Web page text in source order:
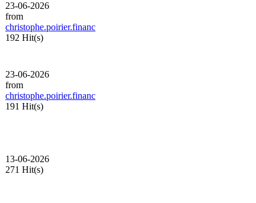
23-06-2026
from
christophe.poirier.financ
192 Hit(s)
23-06-2026
from
christophe.poirier.financ
191 Hit(s)
13-06-2026
271 Hit(s)